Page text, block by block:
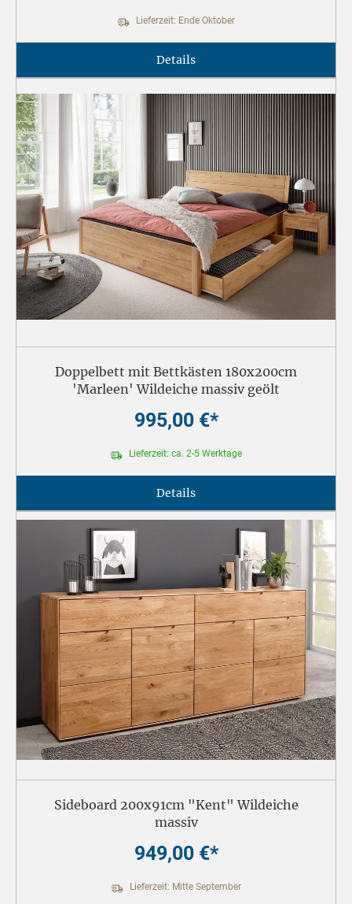
Lieferzeit: Ende Oktober
Details
Doppelbett mit Bettkästen 180x200cm
'Marleen' Wildeiche massiv geölt
995,00 €*
Lieferzeit: ca. 2-5 Werktage
Details
Sideboard 200x91cm "Kent" Wildeiche
massiv
949,00 €*
Lieferzeit: Mitte September